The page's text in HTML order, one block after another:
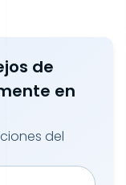
de
en
del